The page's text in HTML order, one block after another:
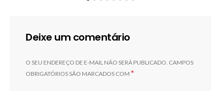
Deixe um comentário
O SEU ENDEREÇO DE E-MAIL NÃO SERÁ PUBLICADO. CAMPOS
OBRIGATÓRIOS SÃO MARCADOS COM *